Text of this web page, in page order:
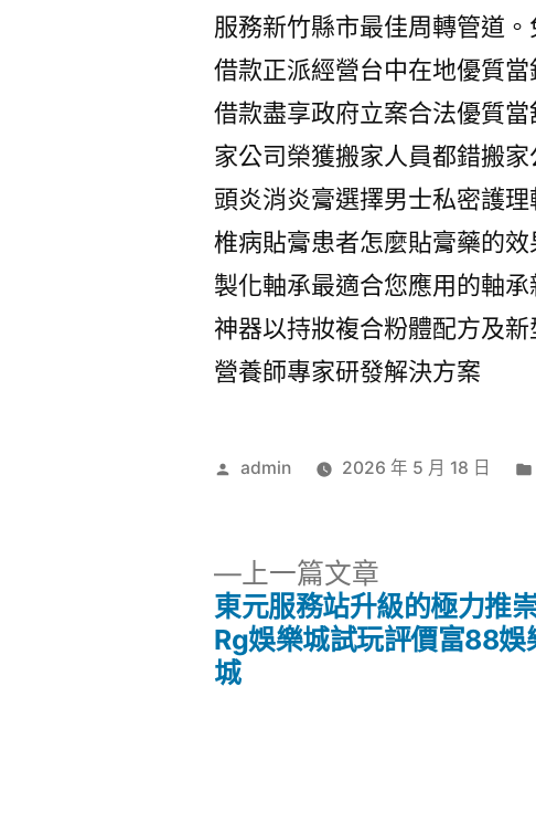
服務新竹縣市最佳周轉管道
借款正派經營台中在地優質
借款盡享政府立案合法優質
家公司榮獲搬家人員都錯搬
頭炎消炎膏選擇男士私密護
椎病貼膏患者怎麼貼膏藥的
製化軸承最適合您應用的軸
神器以持妝複合粉體配方及
營養師專家研發解決方案
作
admin 2026 年 5 月 18 日
上一篇文章
一
篇
東元服務站升級的極力推
Rg娛樂城試玩評價富88娛
城